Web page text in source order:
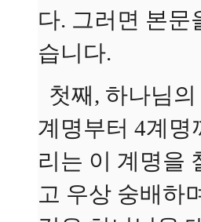
다. 그러면 본문
습니다.
첫째, 하나님
계명부터 4계명
리는 이 계명을
고 우상 숭배하